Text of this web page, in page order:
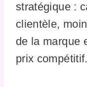
stratégique :
clientèle,
de la marque
prix compétitif.